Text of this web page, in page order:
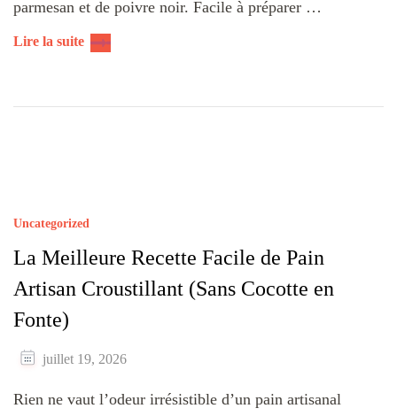
parmesan et de poivre noir. Facile à préparer …
Lire la suite
Uncategorized
La Meilleure Recette Facile de Pain
Artisan Croustillant (Sans Cocotte en
Fonte)
juillet 19, 2026
Rien ne vaut l’odeur irrésistible d’un pain artisanal